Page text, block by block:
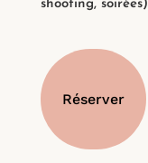
shooting, soirées)
Réserver